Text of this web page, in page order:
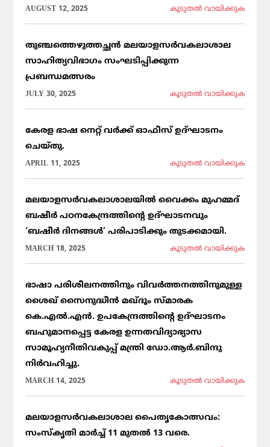
AUGUST 12, 2025 കൂടുതല്‍ വായിക്കുക
തുഞ്ചത്തെഴുത്തച്ഛൻ മലയാളസർവകലാശാല
സാഹിത്യവിഭാഗം സംഘടിപ്പിക്കുന്ന
പ്രബന്ധമത്സരം
JULY 30, 2025 കൂടുതല്‍ വായിക്കുക
കേരള ഭാഷ നെറ്റ് വർക്ക് ഓഫീസ് ഉദ്ഘാടനം
ചെയ്തു.
APRIL 11, 2025 കൂടുതല്‍ വായിക്കുക
മലയാളസർവകലാശാലയിൽ വൈക്കം മുഹമ്മദ്
ബഷീർ പഠനകേന്ദ്രത്തിന്റെ ഉദ്ഘാടനവും
‘ബഷീർ ദിനങ്ങൾ’ പരിപാടിക്കും തുടക്കമായി.
MARCH 18, 2025 കൂടുതല്‍ വായിക്കുക
ഭാഷാ പരിശീലനത്തിനും വിവർത്തനത്തിനുമുള്ള
ശൈഖ് സൈനുദ്ധീൻ മഖ്ദൂം സ്മാരക
കെ.എൽ.എൻ. ഉപകേന്ദ്രത്തിന്റെ ഉദ്ഘാടനം
ബഹുമാനപ്പെട്ട കേരള ഉന്നതവിദ്യാഭ്യാസ
സാമൂഹ്യനീതിവകുപ്പ് മന്ത്രി ഡോ.ആർ.ബിന്ദു
നിർവഹിച്ചു.
MARCH 14, 2025 കൂടുതല്‍ വായിക്കുക
മലയാളസർവകലാശാല പൈതൃകോത്സവം:
സംസ്കൃതി മാർച്ച് 11 മുതൽ 13 വരെ.